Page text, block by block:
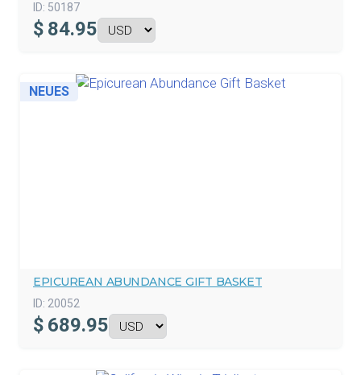
ID: 50187
$ 84.95
NEUES
EPICUREAN ABUNDANCE GIFT BASKET
ID: 20052
$ 689.95